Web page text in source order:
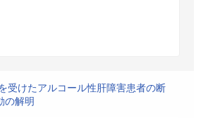
受けたアルコール性肝障害患者の断
の解明